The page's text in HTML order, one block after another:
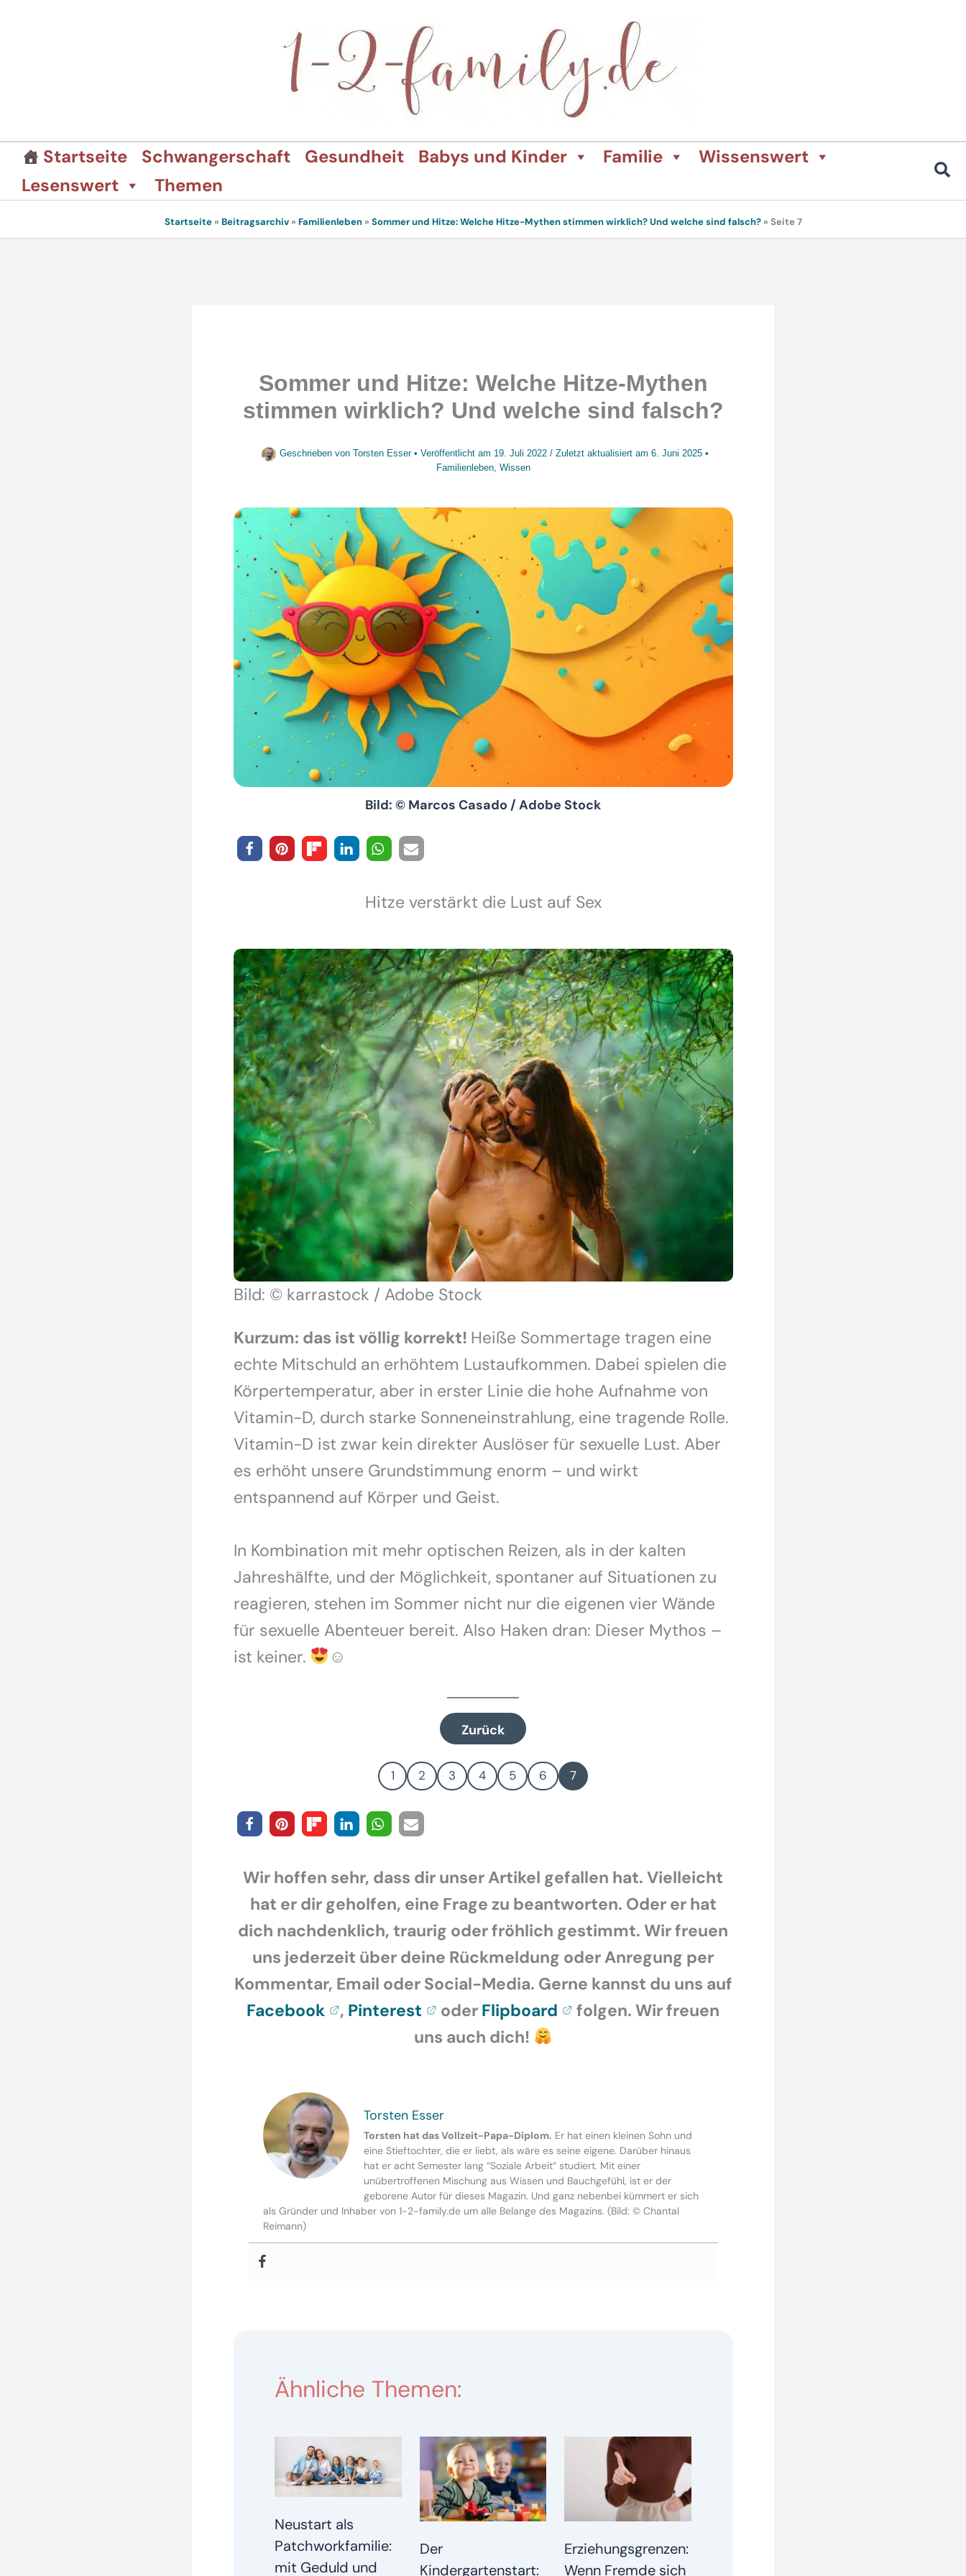
Startseite Schwangerschaft Gesundheit Babys und Kinder Familie
Wissenswert
Lesenswert
Themen
Startseite» Beitragsarchiv» Familienleben» Sommer und Hitze: Welche Hitze-Mythen stimmen wirklich? Und welche sind falsch?» Seite 7
Sommer und Hitze: Welche Hitze-Mythen
stimmen wirklich? Und welche sind falsch?
Geschrieben von Torsten Esser • Veröffentlicht am 19. Juli 2022 / Zuletzt aktualisiert am 6. Juni 2025•
Familienleben, Wissen
Bild: © Marcos Casado / Adobe Stock
Hitze verstärkt die Lust auf Sex
Bild: © karrastock / Adobe Stock
Kurzum: das ist völlig korrekt! Heiße Sommertage tragen eine
echte Mitschuld an erhöhtem Lustaufkommen. Dabei spielen die
Körpertemperatur, aber in erster Linie die hohe Aufnahme von
Vitamin-D, durch starke Sonneneinstrahlung, eine tragende Rolle.
Vitamin-D ist zwar kein direkter Auslöser für sexuelle Lust. Aber
es erhöht unsere Grundstimmung enorm – und wirkt
entspannend auf Körper und Geist.
In Kombination mit mehr optischen Reizen, als in der kalten
Jahreshälfte, und der Möglichkeit, spontaner auf Situationen zu
reagieren, stehen im Sommer nicht nur die eigenen vier Wände
für sexuelle Abenteuer bereit. Also Haken dran: Dieser Mythos –
ist keiner.
☺
Zurück
1 2 3 4 5 6 7
Wir hoffen sehr, dass dir unser Artikel gefallen hat. Vielleicht
hat er dir geholfen, eine Frage zu beantworten. Oder er hat
dich nachdenklich, traurig oder fröhlich gestimmt. Wir freuen
uns jederzeit über deine Rückmeldung oder Anregung per
Kommentar, Email oder Social-Media. Gerne kannst du uns auf
Facebook
, Pinterest oder Flipboard
folgen. Wir freuen
uns auch dich!
Torsten Esser
Torsten hat das Vollzeit-Papa-Diplom. Er hat einen kleinen Sohn und
eine Stieftochter, die er liebt, als wäre es seine eigene. Darüber hinaus
hat er acht Semester lang “Soziale Arbeit” studiert. Mit einer
unübertroffenen Mischung aus Wissen und Bauchgefühl, ist er der
geborene Autor für dieses Magazin. Und ganz nebenbei kümmert er sich
als Gründer und Inhaber von 1-2-family.de um alle Belange des Magazins. (Bild: © Chantal
Reimann)
Ähnliche Themen:
Neustart als
Patchworkfamilie:
mit Geduld und
Der
Kindergartenstart:
Erziehungsgrenzen:
Wenn Fremde sich